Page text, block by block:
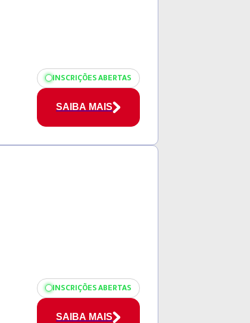
INSCRIÇÕES ABERTAS
SAIBA MAIS
INSCRIÇÕES ABERTAS
SAIBA MAIS